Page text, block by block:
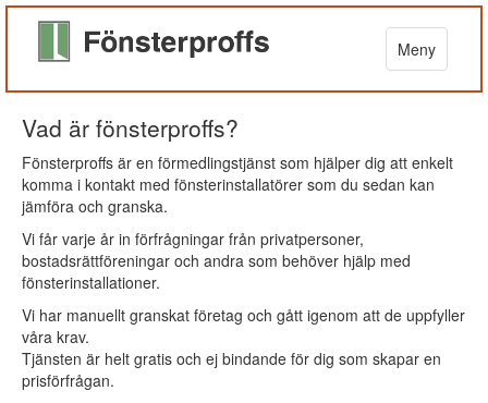
Meny
Vad är fönsterproffs?
Fönsterproffs är en förmedlingstjänst som hjälper dig att enkelt
komma i kontakt med fönsterinstallatörer som du sedan kan
jämföra och granska.
Vi får varje år in förfrågningar från privatpersoner,
bostadsrättföreningar och andra som behöver hjälp med
fönsterinstallationer.
Vi har manuellt granskat företag och gått igenom att de uppfyller
våra krav.
Tjänsten är helt gratis och ej bindande för dig som skapar en
prisförfrågan.